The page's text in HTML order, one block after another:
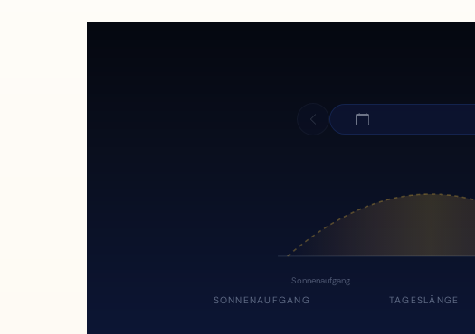
Sonnenaufgang
SONNENAUFGANG TAGESLÄNGE